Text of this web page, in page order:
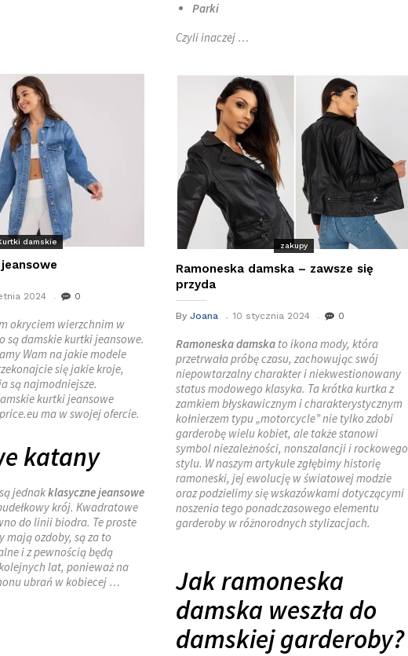
Parki
Czyli inaczej …
damskie
2024 0
okryciem wierzchnim w
są damskie kurtki jeansowe.
Wam na jakie modele
się jakie kroje,
są najmodniejsze.
kurtki jeansowe
ma w swojej ofercie.
katany
jednakklasyczne jeansowe
krój. Kwadratowe
do linii biodra. Te proste
mają ozdoby, są za to
i z pewnością będą
lat, ponieważ na
ubrań w kobiecej …
zakupy
Ramoneska damska – zawsze się
przyda
By Joana 10 stycznia 2024 0
Ramoneska damska to ikona mody, która
przetrwała próbę czasu, zachowując swój
niepowtarzalny charakter i niekwestionowany
status modowego klasyka. Ta krótka kurtka z
zamkiem błyskawicznym i charakterystycznym
kołnierzem typu „motorcycle” nie tylko zdobi
garderobę wielu kobiet, ale także stanowi
symbol niezależności, nonszalancji i rockowego
stylu. W naszym artykule zgłębimy historię
ramoneski, jej ewolucję w światowej modzie
oraz podzielimy się wskazówkami dotyczącymi
noszenia tego ponadczasowego elementu
garderoby w różnorodnych stylizacjach.
Jak ramoneska
damska weszła do
damskiej garderoby?